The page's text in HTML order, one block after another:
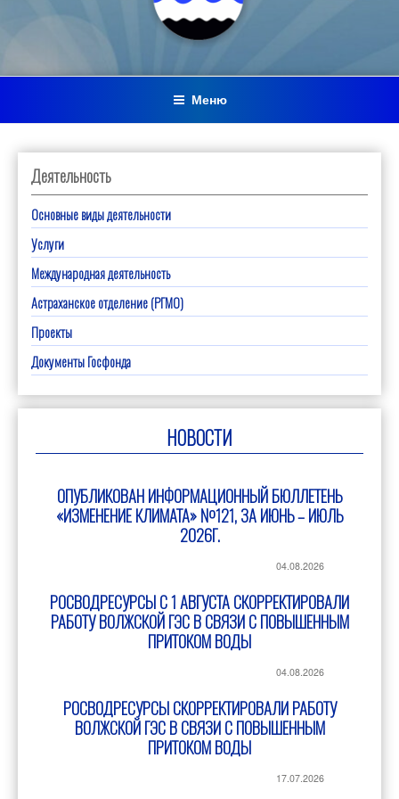
Меню
Деятельность
Основные виды деятельности
Услуги
Международная деятельность
Астраханское отделение (РГМО)
Проекты
Документы Госфонда
НОВОСТИ
ОПУБЛИКОВАН ИНФОРМАЦИОННЫЙ БЮЛЛЕТЕНЬ
«ИЗМЕНЕНИЕ КЛИМАТА» №121, ЗА ИЮНЬ – ИЮЛЬ
2026Г.
04.08.2026
РОСВОДРЕСУРСЫ С 1 АВГУСТА СКОРРЕКТИРОВАЛИ
РАБОТУ ВОЛЖСКОЙ ГЭС В СВЯЗИ С ПОВЫШЕННЫМ
ПРИТОКОМ ВОДЫ
04.08.2026
РОСВОДРЕСУРСЫ СКОРРЕКТИРОВАЛИ РАБОТУ
ВОЛЖСКОЙ ГЭС В СВЯЗИ С ПОВЫШЕННЫМ
ПРИТОКОМ ВОДЫ
17.07.2026